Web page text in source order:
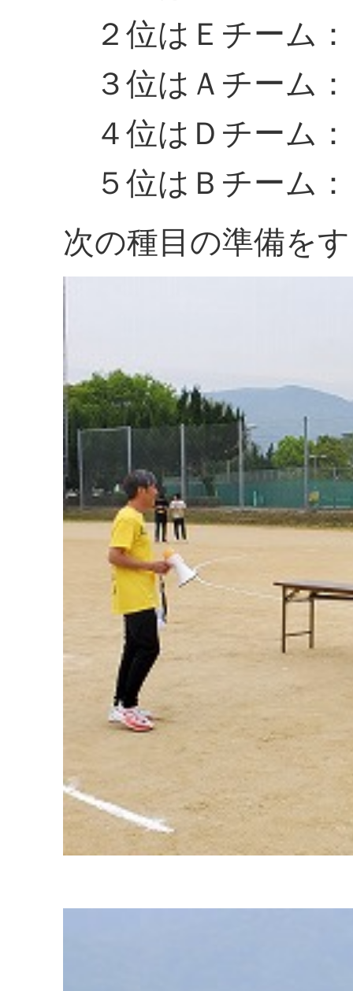
２位はＥチーム：
３位はＡチーム：
４位はＤチーム：
５位はＢチーム
次の種目の準備を